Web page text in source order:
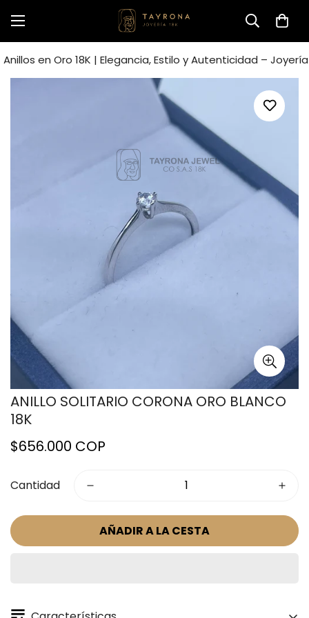
Anillos en Oro 18K | Elegancia, Estilo y Autenticidad –
ANILLO SOLITARIO CORONA ORO BLANCO
18K
Precio
$656.000 COP
Cantidad
AÑADIR A LA CESTA